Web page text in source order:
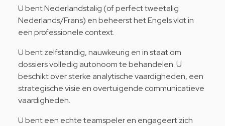
U bent Nederlandstalig (of perfect tweetalig
Nederlands/Frans) en beheerst het Engels vlot in
een professionele context.
U bent zelfstandig, nauwkeurig en in staat om
dossiers volledig autonoom te behandelen. U
beschikt over sterke analytische vaardigheden, een
strategische visie en overtuigende communicatieve
vaardigheden.
U bent een echte teamspeler en engageert zich